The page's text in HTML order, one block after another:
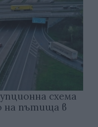
схема
на пътища в